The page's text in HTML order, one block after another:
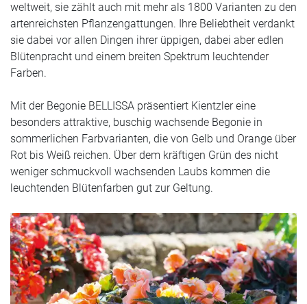
weltweit, sie zählt auch mit mehr als 1800 Varianten zu den
artenreichsten Pflanzengattungen. Ihre Beliebtheit verdankt
sie dabei vor allen Dingen ihrer üppigen, dabei aber edlen
Blütenpracht und einem breiten Spektrum leuchtender
Farben.
Mit der Begonie BELLISSA präsentiert Kientzler eine
besonders attraktive, buschig wachsende Begonie in
sommerlichen Farbvarianten, die von Gelb und Orange über
Rot bis Weiß reichen. Über dem kräftigen Grün des nicht
weniger schmuckvoll wachsenden Laubs kommen die
leuchtenden Blütenfarben gut zur Geltung.